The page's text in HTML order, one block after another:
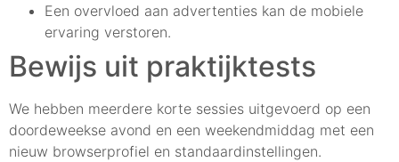
Een overvloed aan advertenties kan de mobiele
ervaring verstoren.
Bewijs uit praktijktests
We hebben meerdere korte sessies uitgevoerd op een
doordeweekse avond en een weekendmiddag met een
nieuw browserprofiel en standaardinstellingen.